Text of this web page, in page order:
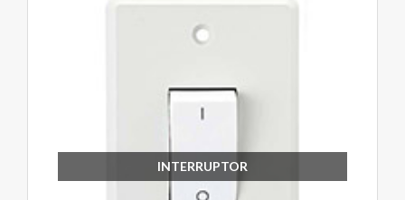
INTERRUPTOR